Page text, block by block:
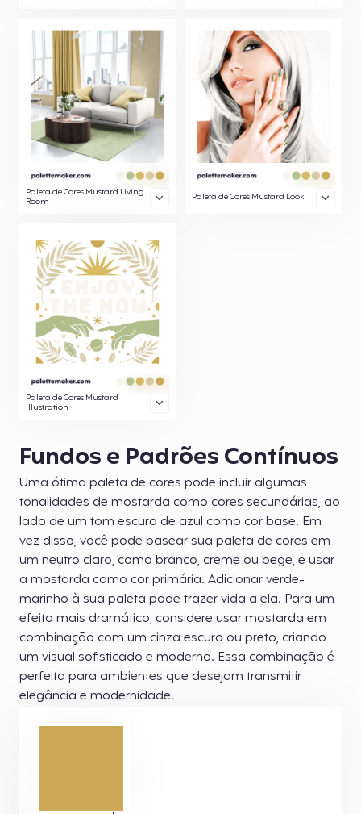
Paleta de Cores Mustard Living
Room
Paleta de Cores Mustard Look
Paleta de Cores Mustard
Illustration
Fundos e Padrões Contínuos
Uma ótima paleta de cores pode incluir algumas
tonalidades de mostarda como cores secundárias, ao
lado de um tom escuro de azul como cor base. Em
vez disso, você pode basear sua paleta de cores em
um neutro claro, como branco, creme ou bege, e usar
a mostarda como cor primária. Adicionar verde-
marinho à sua paleta pode trazer vida a ela. Para um
efeito mais dramático, considere usar mostarda em
combinação com um cinza escuro ou preto, criando
um visual sofisticado e moderno. Essa combinação é
perfeita para ambientes que desejam transmitir
elegância e modernidade.